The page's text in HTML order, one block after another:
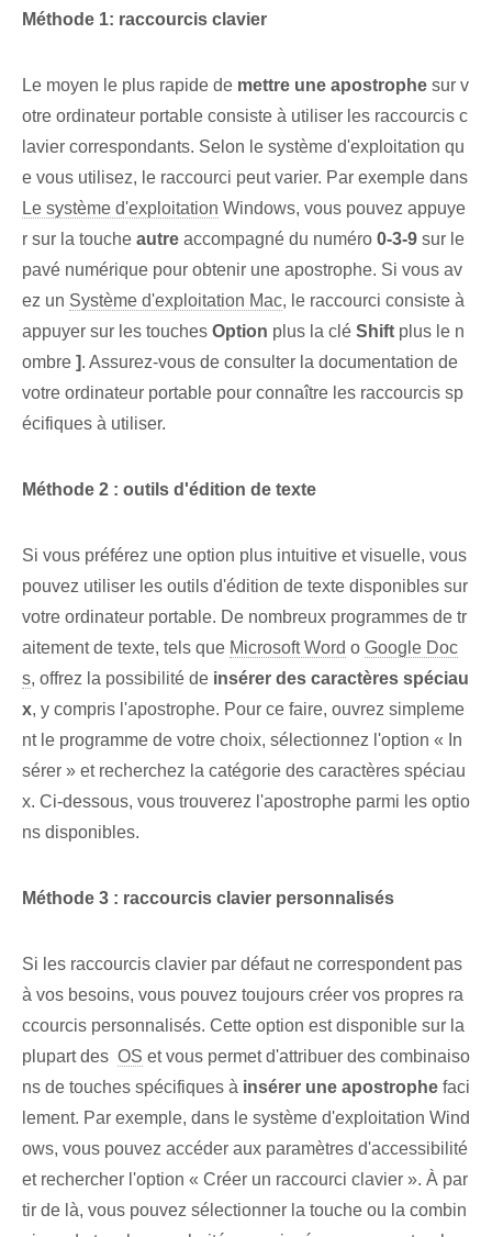
Méthode 1: raccourcis clavier
Le moyen le plus rapide de mettre une apostrophe sur v
otre ordinateur portable consiste à utiliser les raccourcis c
lavier correspondants. Selon le système d'exploitation qu
e vous utilisez, le raccourci peut varier. Par exemple dans
Le système d'exploitation Windows, vous pouvez appuye
r sur la touche autre accompagné du numéro 0-3-9 sur le
pavé numérique pour obtenir une apostrophe.​ Si vous av
ez un Système d'exploitation Mac, le raccourci consiste à
appuyer sur les touches Option plus la clé⁣ Shift plus le n
ombre ]. Assurez-vous de consulter la documentation de
votre ordinateur portable pour connaître les raccourcis sp
écifiques à utiliser.
Méthode 2 : outils d'édition de texte
Si vous préférez une option plus intuitive et visuelle, vous
pouvez utiliser les outils d'édition de texte disponibles sur
votre ordinateur portable. De nombreux programmes de tr
aitement de texte, tels que Microsoft Word o Google Doc
s, offrez la possibilité de insérer des caractères spéciau
x, y compris l'apostrophe. Pour ce faire, ouvrez simpleme
nt le programme de votre choix, sélectionnez l'option « In
sérer » et recherchez la catégorie des caractères spéciau
x. Ci-dessous, vous trouverez l'apostrophe parmi les optio
ns disponibles.
Méthode 3 : raccourcis clavier personnalisés
Si les raccourcis clavier par défaut ne correspondent pas
à vos besoins, vous pouvez toujours créer vos propres ra
ccourcis personnalisés. Cette option est disponible sur la
plupart des ‌ OS et vous permet d'attribuer des combinaiso
ns de touches spécifiques à insérer une apostrophe faci
lement. Par exemple, dans le système d'exploitation Wind
ows, vous pouvez accéder aux paramètres d'accessibilité
et rechercher l'option « Créer un raccourci clavier ». À par
tir de là, vous pouvez sélectionner la touche ou la combin